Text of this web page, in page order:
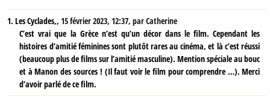
1. Les Cyclades,,15 février 2023, 12:37,parCatherine
C’est vrai que la Grèce n’est qu’un décor dans le film. Cependant les
histoires d’amitié féminines sont plutôt rares au cinéma, et là c’est réussi
(beaucoup plus de films sur l’amitié masculine). Mention spéciale au bouc
et à Manon des sources ! (Il faut voir le film pour comprendre …). Merci
d’avoir parlé de ce film.